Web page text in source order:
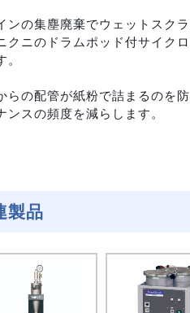
ンの集塵廃棄でウェットスク
クニのドラムポッド付サイク
らの配管が紙粉で詰まるのを
ンスの頻度を減らします。
製品